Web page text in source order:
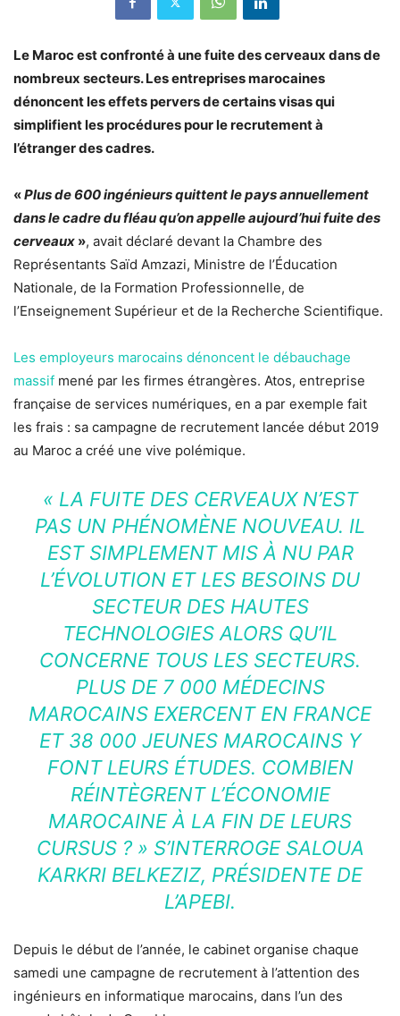
Le Maroc est confronté à une fuite des cerveaux dans de
nombreux secteurs. Les entreprises marocaines
dénoncent les effets pervers de certains visas qui
simplifient les procédures pour le recrutement à
l’étranger des cadres.
«Plus de 600 ingénieurs quittent le pays annuellement
dans le cadre du fléau qu’on appelle aujourd’hui fuite des
cerveaux », avait déclaré devant la Chambre des
Représentants Saïd Amzazi, Ministre de l’Éducation
Nationale, de la Formation Professionnelle, de
l’Enseignement Supérieur et de la Recherche Scientifique.
Les employeurs marocains dénoncent le débauchage
massif mené par les firmes étrangères. Atos, entreprise
française de services numériques, en a par exemple fait
les frais : sa campagne de recrutement lancée début 2019
au Maroc a créé une vive polémique.
« LA FUITE DES CERVEAUX N’EST
PAS UN PHÉNOMÈNE NOUVEAU. IL
EST SIMPLEMENT MIS À NU PAR
L’ÉVOLUTION ET LES BESOINS DU
SECTEUR DES HAUTES
TECHNOLOGIES ALORS QU’IL
CONCERNE TOUS LES SECTEURS.
PLUS DE 7 000 MÉDECINS
MAROCAINS EXERCENT EN FRANCE
ET 38 000 JEUNES MAROCAINS Y
FONT LEURS ÉTUDES. COMBIEN
RÉINTÈGRENT L’ÉCONOMIE
MAROCAINE À LA FIN DE LEURS
CURSUS ? » S’INTERROGE SALOUA
KARKRI BELKEZIZ, PRÉSIDENTE DE
L’APEBI.
Depuis le début de l’année, le cabinet organise chaque
samedi une campagne de recrutement à l’attention des
ingénieurs en informatique marocains, dans l’un des